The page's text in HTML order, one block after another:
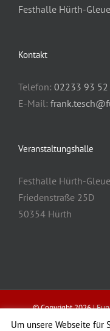
Festhalle Hürth-
Kontakt
Telefon: 02233 93 52
E-Mail:
Veranstaltungshalle
Festhalle Hürth-
Friedenstraße 25D
50354 Hürth
© Copyright2026 |
Reserved
Um unsere Webseite für